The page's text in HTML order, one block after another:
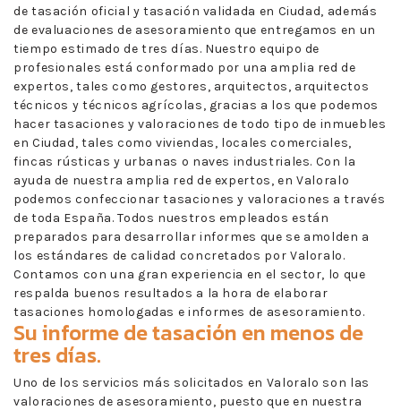
de tasación oficial y tasación validada en Ciudad, además
de evaluaciones de asesoramiento que entregamos en un
tiempo estimado de tres días. Nuestro equipo de
profesionales está conformado por una amplia red de
expertos, tales como gestores, arquitectos, arquitectos
técnicos y técnicos agrícolas, gracias a los que podemos
hacer tasaciones y valoraciones de todo tipo de inmuebles
en Ciudad, tales como viviendas, locales comerciales,
fincas rústicas y urbanas o naves industriales. Con la
ayuda de nuestra amplia red de expertos, en Valoralo
podemos confeccionar tasaciones y valoraciones a través
de toda España. Todos nuestros empleados están
preparados para desarrollar informes que se amolden a
los estándares de calidad concretados por Valoralo.
Contamos con una gran experiencia en el sector, lo que
respalda buenos resultados a la hora de elaborar
tasaciones homologadas e informes de asesoramiento.
Su informe de tasación en menos de
tres días.
Uno de los servicios más solicitados en Valoralo son las
valoraciones de asesoramiento, puesto que en nuestra